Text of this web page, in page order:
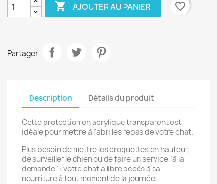
 AJOUTER AU PANIER favorite_border
Partager
Description Détails du produit
Cette protection en acrylique transparent est
idéale pour mettre à l'abri les repas de votre chat.
Plus besoin de mettre les croquettes en hauteur,
de surveiller le chien ou de faire un service "à la
demande" : votre chat a libre accès à sa
nourriture à tout moment de la journée.